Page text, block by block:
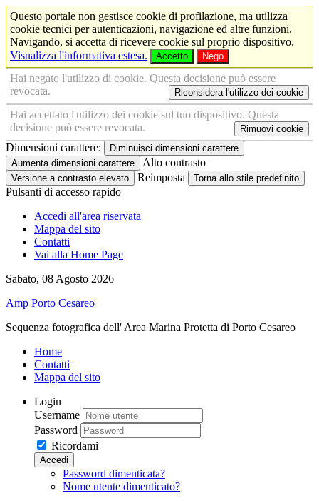
Questo portale non gestisce cookie di profilazione, ma utilizza
cookie tecnici per autenticazioni, navigazione ed altre funzioni.
Navigando, si accetta di ricevere cookie sul proprio dispositivo.
Visualizza l'informativa estesa.
Accetto Nego
Hai negato l'utilizzo di cookie. Questa decisione può essere
revocata.
Riconsidera l'utilizzo dei cookie
Hai accettato l'utilizzo dei cookie sul tuo dispositivo. Questa
decisione può essere revocata.
Rimuovi cookie
Dimensioni carattere:
Diminuisci dimensioni carattere
Aumenta dimensioni carattere
Alto contrasto
Versione a contrasto elevato Reimposta Torna allo stile predefinito
Pulsanti di accesso rapido
Accedi all'area riservata
Mappa del sito
Contatti
Vai alla Home Page
Sabato, 08 Agosto 2026
Amp Porto Cesareo
Sequenza fotografica dell' Area Marina Protetta di Porto Cesareo
Home
Contatti
Mappa del sito
Login
Username
Password
Ricordami
Accedi
Password dimenticata?
Nome utente dimenticato?